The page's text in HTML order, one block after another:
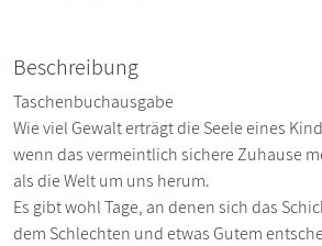
Beschreibung
Taschenbuchausgabe
Wie viel Gewalt erträgt die Seele eines
wenn das vermeintlich sichere Zuhause
als die Welt um uns herum.
Es gibt wohl Tage, an denen sich das
dem Schlechten und etwas Gutem